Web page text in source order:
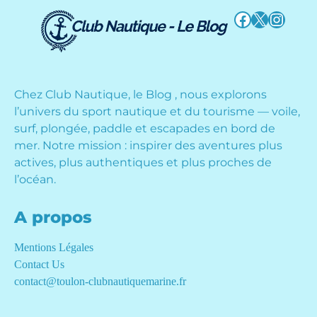
Facebook
X
Chez Club Nautique, le Blog , nous explorons
l’univers du sport nautique et du tourisme — voile,
surf, plongée, paddle et escapades en bord de
mer. Notre mission : inspirer des aventures plus
actives, plus authentiques et plus proches de
l’océan.
A propos
Mentions Légales
Contact Us
contact@toulon-clubnautiquemarine.fr